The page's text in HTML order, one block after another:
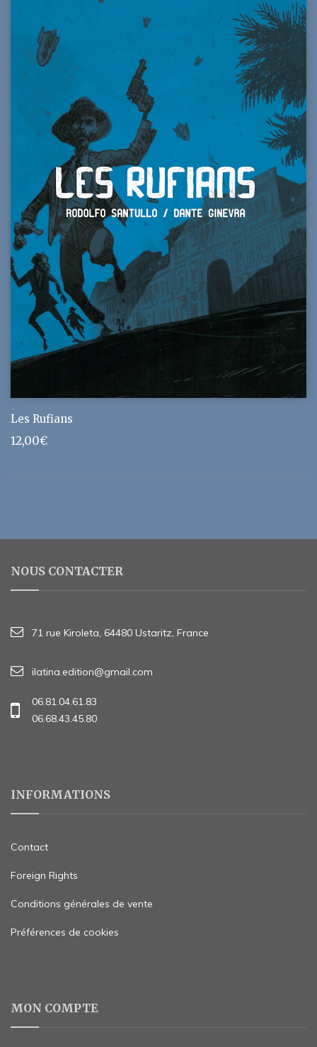
Les Rufians
12,00€
NOUS CONTACTER
71 rue Kiroleta, 64480 Ustaritz, France
ilatina.edition@gmail.com
06.81.04.61.83
06.68.43.45.80
INFORMATIONS
Contact
Foreign Rights
Conditions générales de vente
Préférences de cookies
MON COMPTE